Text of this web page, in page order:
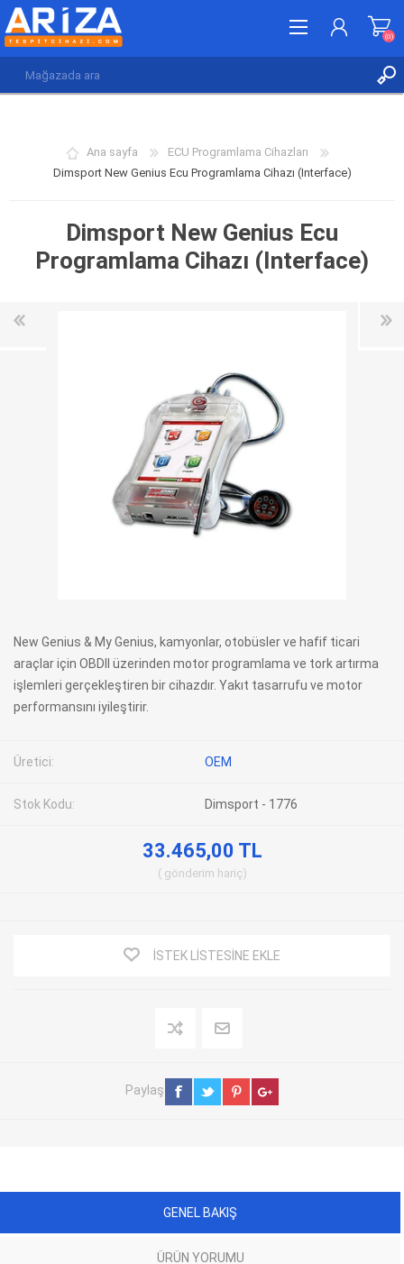
(0)
(0)
Ana sayfa
ECU Programlama Cihazları
Dimsport New Genius Ecu Programlama Cihazı (Interface)
Dimsport New Genius Ecu
Programlama Cihazı (Interface)
New Genius & My Genius, kamyonlar, otobüsler ve hafif ticari
araçlar için OBDII üzerinden motor programlama ve tork artırma
işlemleri gerçekleştiren bir cihazdır. Yakıt tasarrufu ve motor
performansını iyileştirir.
Üretici: OEM
Stok Kodu: Dimsport - 1776
33.465,00 TL
gönderim hariç
İSTEK LISTESINE EKLE
Paylaş
GENEL BAKIŞ
ÜRÜN YORUMU